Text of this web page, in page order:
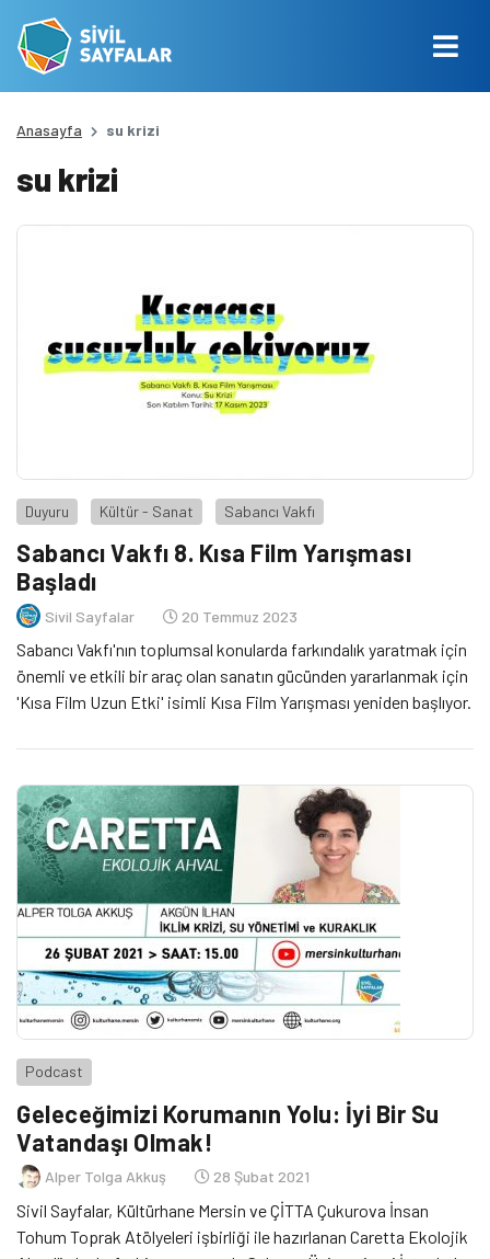
Anasayfa su krizi
su krizi
Duyuru Kültür - Sanat Sabancı Vakfı
Sabancı Vakfı 8. Kısa Film Yarışması
Başladı
Sivil Sayfalar 20 Temmuz 2023
Sabancı Vakfı'nın toplumsal konularda farkındalık yaratmak için
önemli ve etkili bir araç olan sanatın gücünden yararlanmak için
'Kısa Film Uzun Etki' isimli Kısa Film Yarışması yeniden başlıyor.
Podcast
Geleceğimizi Korumanın Yolu: İyi Bir Su
Vatandaşı Olmak!
Alper Tolga Akkuş 28 Şubat 2021
Sivil Sayfalar, Kültürhane Mersin ve ÇİTTA Çukurova İnsan
Tohum Toprak Atölyeleri işbirliği ile hazırlanan Caretta Ekolojik